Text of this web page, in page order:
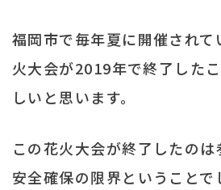
福岡市で毎年夏に開催され
火大会が2019年で終了した
しいと思います。
この花火大会が終了したの
安全確保の限界ということで